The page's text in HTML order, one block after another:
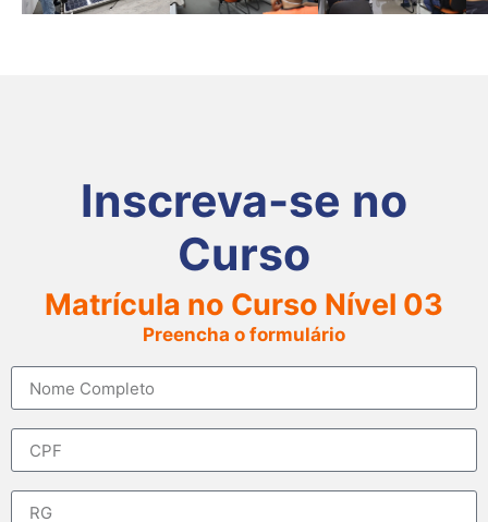
Inscreva-se no
Curso
Matrícula no Curso Nível 03
Preencha o formulário